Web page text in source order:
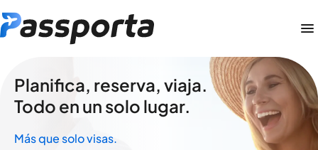
Planifica, reserva, viaja.
Todo en un solo lugar.
Más que solo visas.